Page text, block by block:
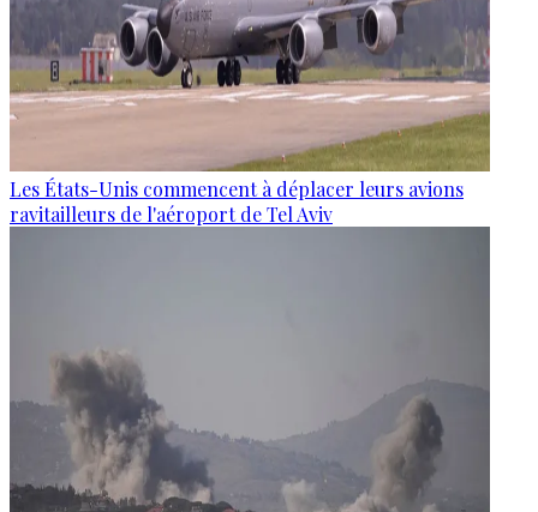
Les États-Unis commencent à déplacer leurs avions
ravitailleurs de l'aéroport de Tel Aviv